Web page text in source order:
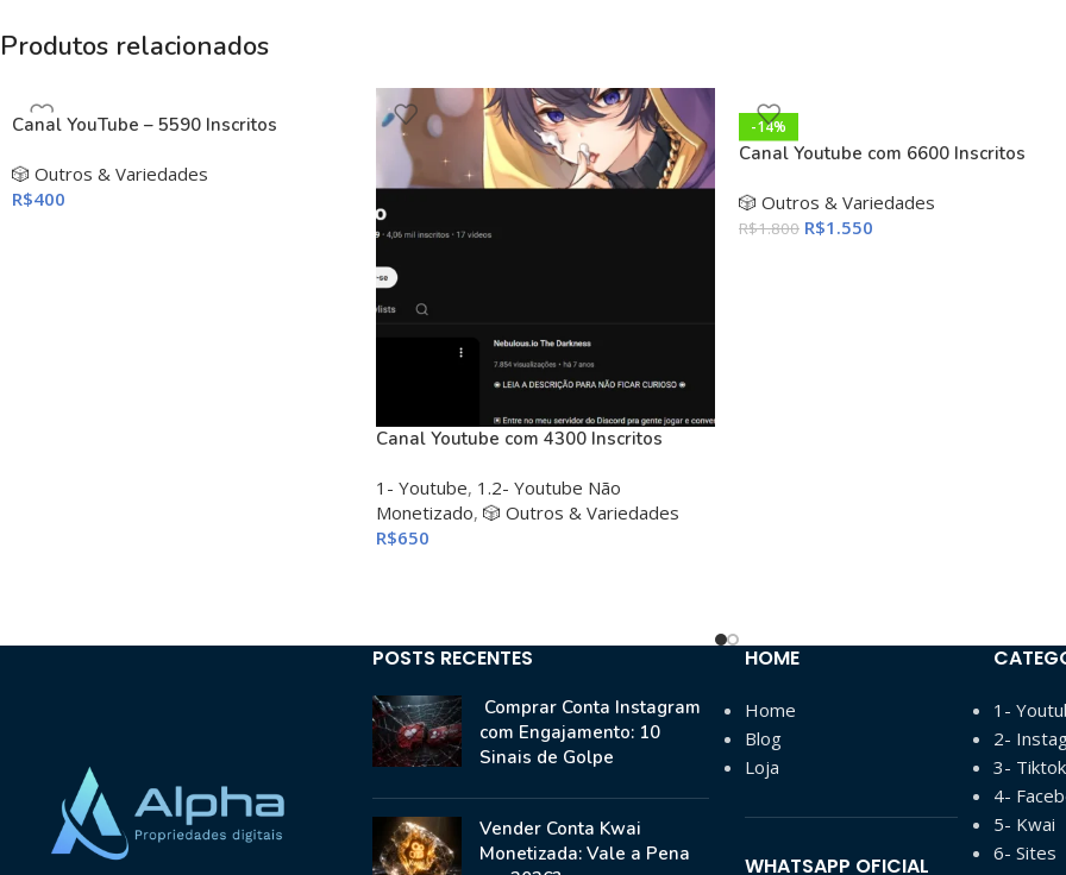
Produtos relacionados
Canal YouTube – 5590 Inscritos
🎲 Outros & Variedades
R$400
Canal Youtube com 4300 Inscritos
1- Youtube, 1.2- Youtube Não
Monetizado, 🎲 Outros & Variedades
R$650
-14%
Canal Youtube com 6600 Inscritos
🎲 Outros & Variedades
R$1.800 R$1.550
POSTS RECENTES
Comprar Conta Instagram
com Engajamento: 10
Sinais de Golpe
Vender Conta Kwai
Monetizada: Vale a Pena
HOME
Home
Blog
Loja
WHATSAPP OFICIAL
1-
2-
3- Tiktok
4-
5- Kwai
6- Sites